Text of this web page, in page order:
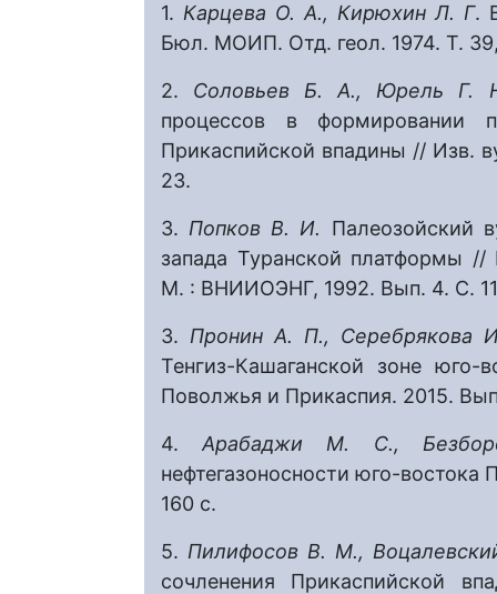
1. Карцева О. А., Кирюхин Л. Г.
Бюл. МОИП. Отд. геол. 1974. Т.
2. Соловьев Б. А., Юрель Г.
процессов в формировании
Прикаспийской впадины // Изв.
23.
3. Попков В. И. Палеозойский
запада Туранской платформы //
М. : ВНИИОЭНГ, 1992. Вып. 4. С.
3. Пронин А. П., Серебрякова
Тенгиз-Кашаганской зоне
Поволжья и Прикаспия. 2015.
4.Арабаджи М. С.,
нефтегазоносности юго-
160 с.
5. Пилифосов В. М.,
сочленения Прикаспийской